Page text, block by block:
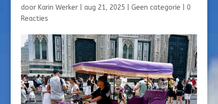
door Karin Werker| aug 21, 2025 Geen categorie
0
Reacties